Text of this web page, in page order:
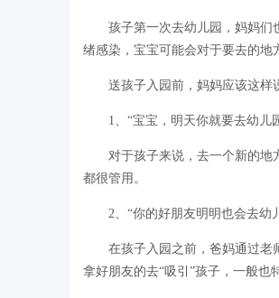
孩子第一次去幼儿园，妈妈们
绪感染，宝宝可能会对于要去的地
送孩子入园前，妈妈应该这样
1、“宝宝，明天你就要去幼
对于孩子来说，去一个新的
都很管用。
2、“你的好朋友明明也会去幼
在孩子入园之前，爸妈通过老
拿好朋友的去“吸引”孩子，一般也